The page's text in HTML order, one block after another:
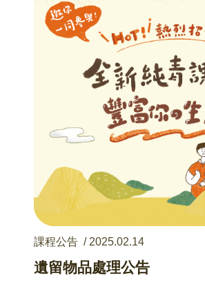
課程公告 / 2025.02.14
遺留物品處理公告